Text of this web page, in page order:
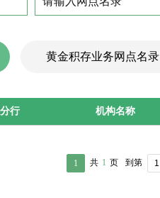
黄金积存业务网点名录
行 机构名称
1 共 1 页 到第